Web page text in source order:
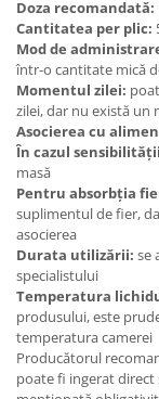
Doza recomandată:
Cantitatea per plic:
Mod de
într-o cantitate mică
Momentul zilei:
zilei, dar nu există
Asocierea cu
În cazul
masă
Pentru absorbția
suplimentul de fier,
asocierea
Durata utilizării: se
specialistului
Temperatura
produsului, este
temperatura camerei
Producătorul
poate fi ingerat